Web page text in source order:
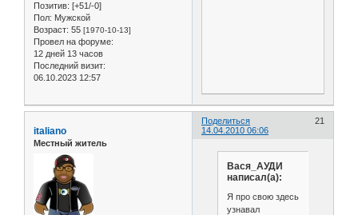
Позитив: [+51/-0]
Пол: Мужской
Возраст: 55 [1970-10-13]
Провел на форуме:
12 дней 13 часов
Последний визит:
06.10.2023 12:57
Поделиться
21
14.04.2010 06:06
italiano
Местный житель
Вася_АУДИ
написал(а):
Я про свою здесь
узнавал